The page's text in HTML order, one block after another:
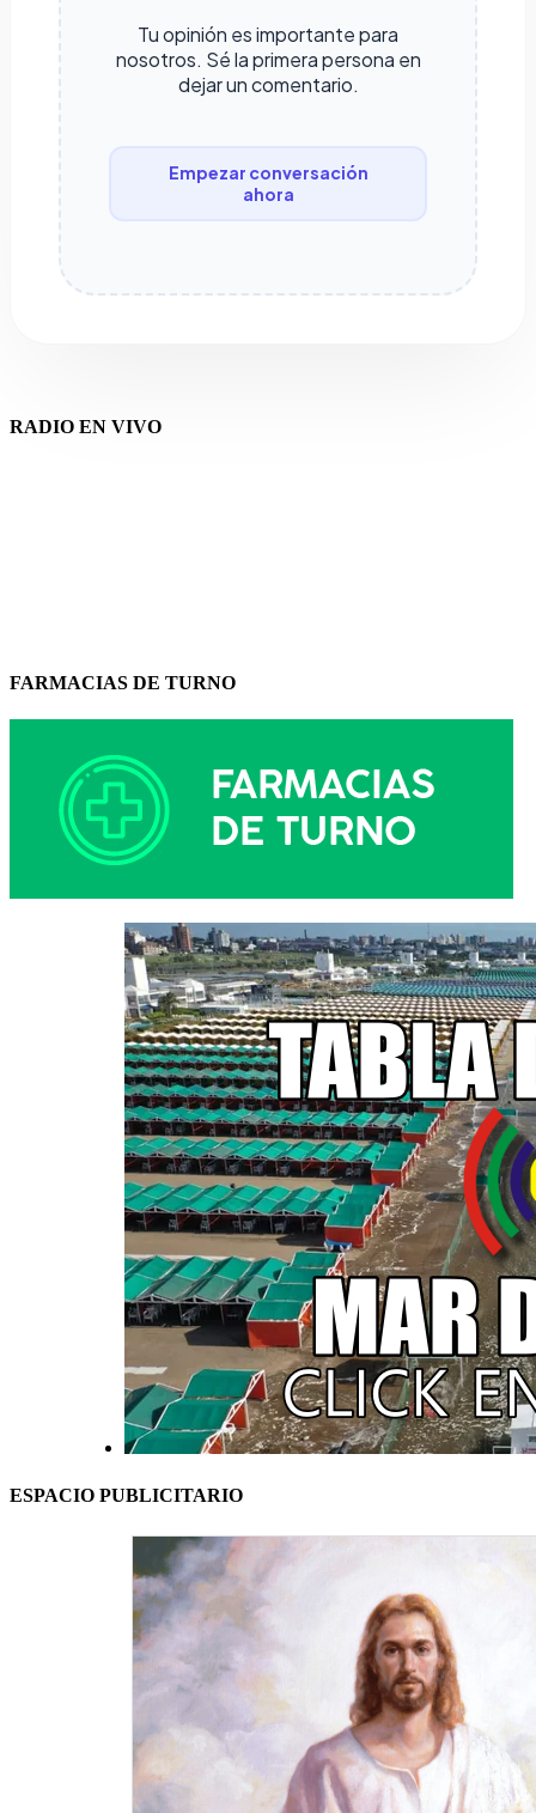
Tu opinión es importante para
nosotros. Sé la primera persona en
dejar un comentario.
Empezar conversación
ahora
RADIO EN VIVO
FARMACIAS DE TURNO
ESPACIO PUBLICITARIO